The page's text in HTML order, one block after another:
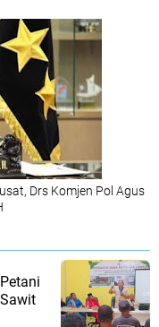
Drs Komjen Pol Agus